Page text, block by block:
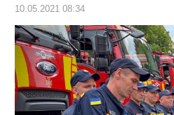
10.05.2021 08:34